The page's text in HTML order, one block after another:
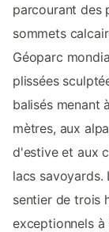
parcourant des
sommets
Géoparc
plissées
balisés menant
mètres, aux
d'estive et aux
lacs
sentier de trois
exceptionnels